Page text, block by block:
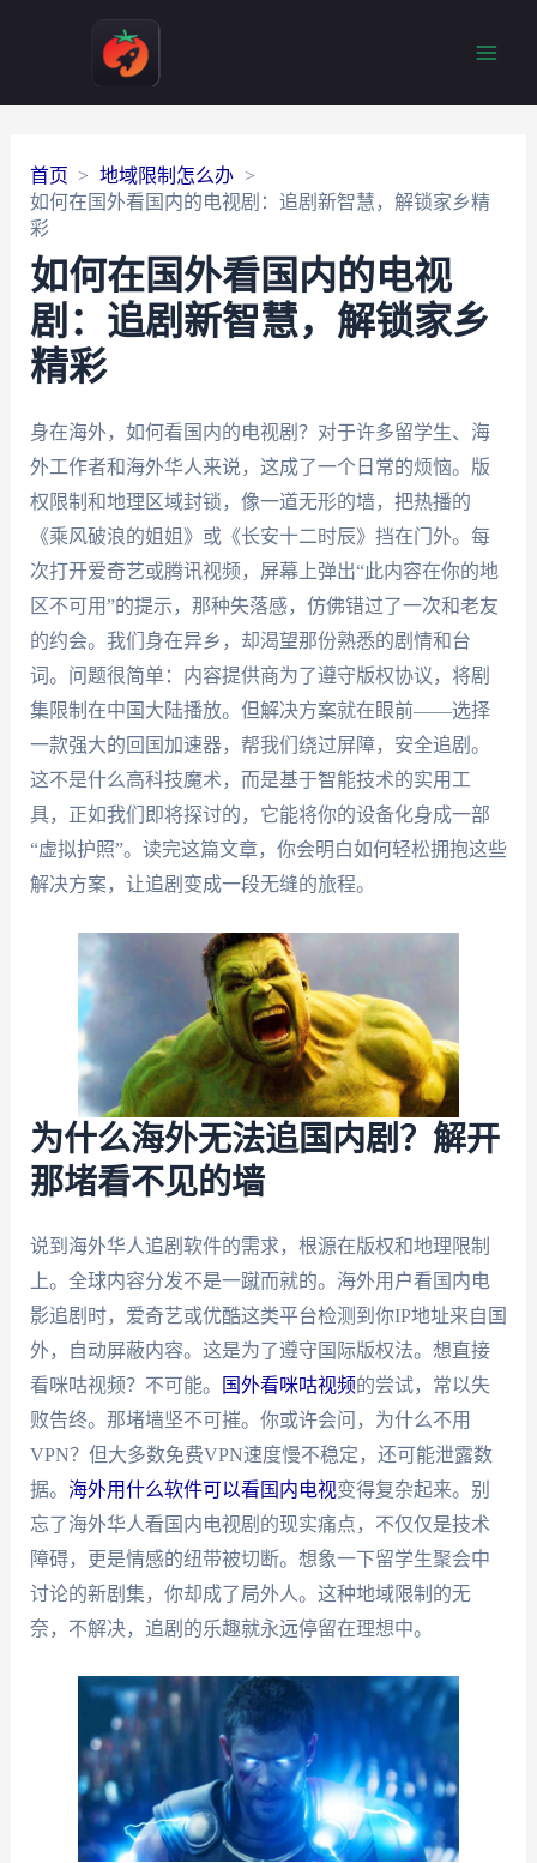
首页
地域限制怎么办
如何在国外看国内的电视剧：追剧新智慧，解锁家乡精
彩
如何在国外看国内的电视
剧：追剧新智慧，解锁家乡
精彩
身在海外，如何看国内的电视剧？对于许多留学生、海
外工作者和海外华人来说，这成了一个日常的烦恼。版
权限制和地理区域封锁，像一道无形的墙，把热播的
《乘风破浪的姐姐》或《长安十二时辰》挡在门外。每
次打开爱奇艺或腾讯视频，屏幕上弹出“此内容在你的地
区不可用”的提示，那种失落感，仿佛错过了一次和老友
的约会。我们身在异乡，却渴望那份熟悉的剧情和台
词。问题很简单：内容提供商为了遵守版权协议，将剧
集限制在中国大陆播放。但解决方案就在眼前——选择
一款强大的回国加速器，帮我们绕过屏障，安全追剧。
这不是什么高科技魔术，而是基于智能技术的实用工
具，正如我们即将探讨的，它能将你的设备化身成一部
“虚拟护照”。读完这篇文章，你会明白如何轻松拥抱这些
解决方案，让追剧变成一段无缝的旅程。
为什么海外无法追国内剧？解开
那堵看不见的墙
说到海外华人追剧软件的需求，根源在版权和地理限制
上。全球内容分发不是一蹴而就的。海外用户看国内电
影追剧时，爱奇艺或优酷这类平台检测到你IP地址来自国
外，自动屏蔽内容。这是为了遵守国际版权法。想直接
看咪咕视频？不可能。
国外看咪咕视频的尝试，常以失
败告终。那堵墙坚不可摧。你或许会问，为什么不用
VPN？但大多数免费VPN速度慢不稳定，还可能泄露数
据。 海外用什么软件可以看国内电视变得复杂起来。别
忘了海外华人看国内电视剧的现实痛点，不仅仅是技术
障碍，更是情感的纽带被切断。想象一下留学生聚会中
讨论的新剧集，你却成了局外人。这种地域限制的无
奈，不解决，追剧的乐趣就永远停留在理想中。